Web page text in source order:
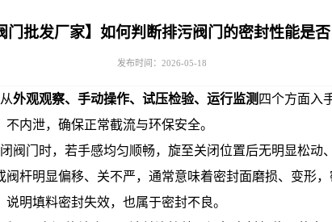
门批发厂家】如何判断排污阀门的密封性能是否
发布时间：2026-05-18
外观观察、手动操作、试压检验、运行监测 四个方面入
内泄，确保正常截流与环保安全。
阀门时，若手感均匀顺畅，旋至关闭位置后无明显松动
杆明显偏移、关不严，通常意味着密封面磨损、变形
明填料密封失效，也属于密封不良。